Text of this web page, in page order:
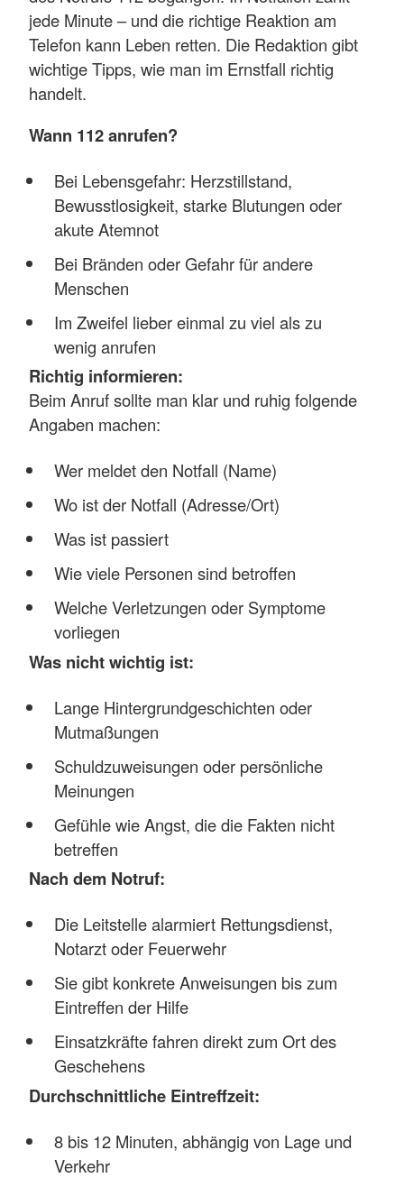
jede Minute – und die richtige Reaktion am
Telefon kann Leben retten. Die Redaktion gibt
wichtige Tipps, wie man im Ernstfall richtig
handelt.
Wann 112 anrufen?
Bei Lebensgefahr: Herzstillstand,
Bewusstlosigkeit, starke Blutungen oder
akute Atemnot
Bei Bränden oder Gefahr für andere
Menschen
Im Zweifel lieber einmal zu viel als zu
wenig anrufen
Richtig informieren:
Beim Anruf sollte man klar und ruhig folgende
Angaben machen:
Wer meldet den Notfall (Name)
Wo ist der Notfall (Adresse/Ort)
Was ist passiert
Wie viele Personen sind betroffen
Welche Verletzungen oder Symptome
vorliegen
Was nicht wichtig ist:
Lange Hintergrundgeschichten oder
Mutmaßungen
Schuldzuweisungen oder persönliche
Meinungen
Gefühle wie Angst, die die Fakten nicht
betreffen
Nach dem Notruf:
Die Leitstelle alarmiert Rettungsdienst,
Notarzt oder Feuerwehr
Sie gibt konkrete Anweisungen bis zum
Eintreffen der Hilfe
Einsatzkräfte fahren direkt zum Ort des
Geschehens
Durchschnittliche Eintreffzeit:
8 bis 12 Minuten, abhängig von Lage und
Verkehr